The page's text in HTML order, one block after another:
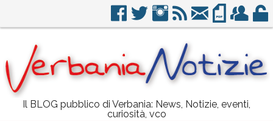
Il BLOG pubblico di Verbania: News, Notizie, eventi,
curiosità, vco